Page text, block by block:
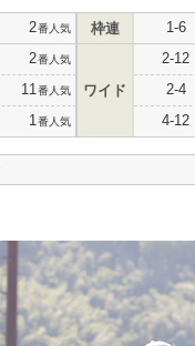
2番人気
2番人気
11 番人気
1 番人気
枠連 1-6
ワイド
2-12
2-4
4-12